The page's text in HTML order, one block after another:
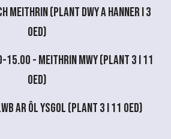
meithrin (plant dwy a hanner i 3
oed)
15.00 - Meithrin Mwy (plant 3 i 11
oed)
ar ôl ysgol (plant 3 i 11 oed)